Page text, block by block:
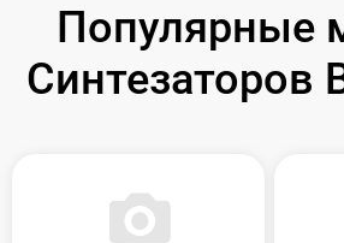
Популярные
Синтезаторов